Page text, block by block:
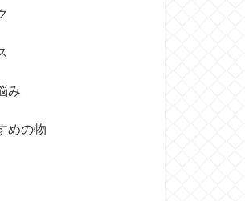
み
めの物